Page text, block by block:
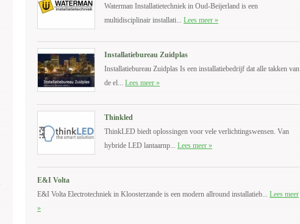
Waterman Installatietechniek in Oud-Beijerland is een
multidisciplinair installati... Lees meer »
Installatiebureau Zuidplas
Installatiebureau Zuidplas Is een installatiebedrijf dat alle takken van
de el... Lees meer »
Thinkled
ThinkLED biedt oplossingen voor vele verlichtingswensen. Van
hybride LED lantaarnp... Lees meer »
E&I Volta
E&I Volta Electrotechniek in Kloosterzande is een modern allround installatieb... Lees meer
»